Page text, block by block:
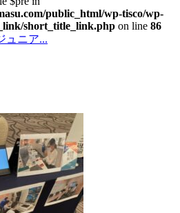
public_html/wp-tisco/wp-
short_title_link.php on line 86
ュニア...